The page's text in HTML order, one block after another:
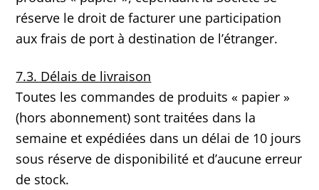
réserve le droit de facturer une participation
aux frais de port à destination de l’étranger.
7.3. Délais de livraison
Toutes les commandes de produits « papier »
(hors abonnement) sont traitées dans la
semaine et expédiées dans un délai de 10 jours
sous réserve de disponibilité et d’aucune erreur
de stock.